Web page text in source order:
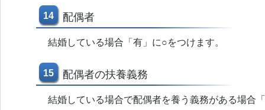
14 配偶者
結婚している場合「有」に○をつけます。
15 配偶者の扶養義務
結婚している場合で配偶者を養う義務がある場合